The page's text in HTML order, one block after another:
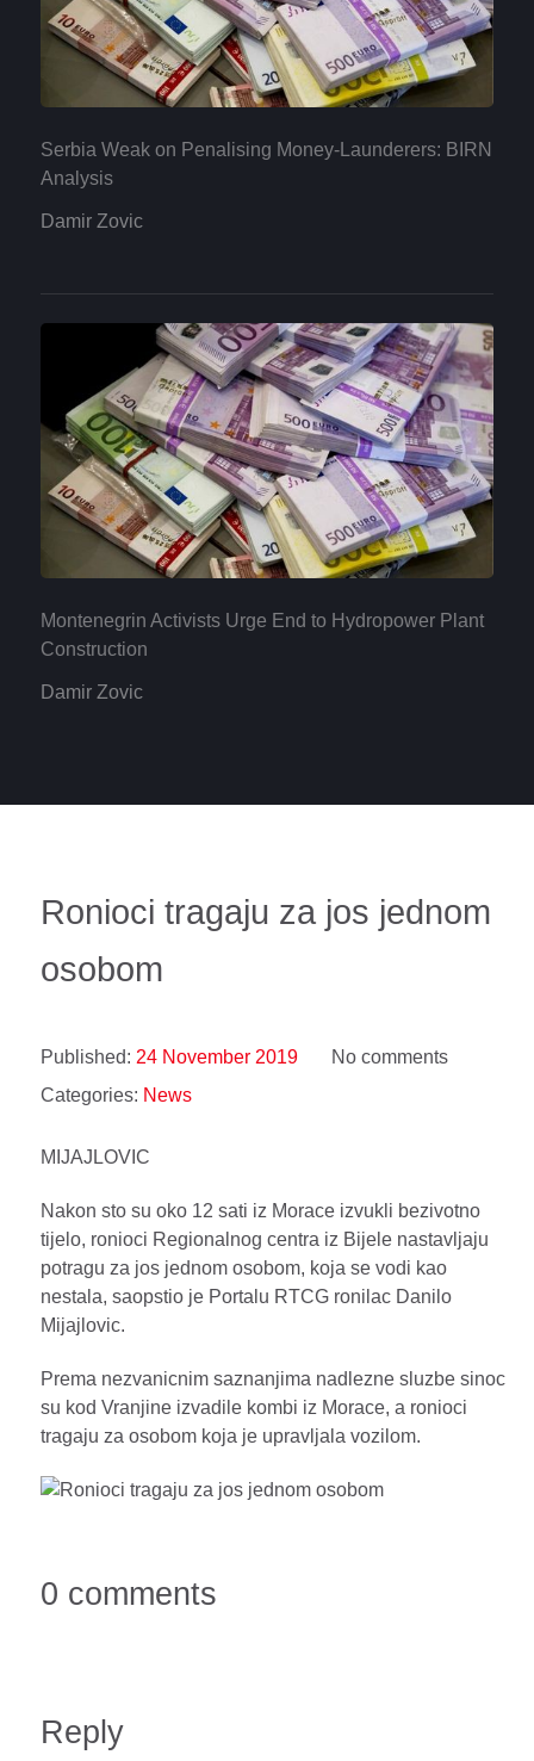
Serbia Weak on Penalising Money-Launderers: BIRN
Analysis
Damir Zovic
Montenegrin Activists Urge End to Hydropower Plant
Construction
Damir Zovic
Ronioci tragaju za jos jednom
osobom
Published: 24 November 2019
No comments
Categories: News
MIJAJLOVIC
Nakon sto su oko 12 sati iz Morace izvukli bezivotno
tijelo, ronioci Regionalnog centra iz Bijele nastavljaju
potragu za jos jednom osobom, koja se vodi kao
nestala, saopstio je Portalu RTCG ronilac Danilo
Mijajlovic.
Prema nezvanicnim saznanjima nadlezne sluzbe sinoc
su kod Vranjine izvadile kombi iz Morace, a ronioci
tragaju za osobom koja je upravljala vozilom.
0 comments
Reply